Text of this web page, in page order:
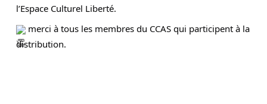
l’Espace Culturel Liberté.
merci à tous les membres du CCAS qui participent à la
distribution.